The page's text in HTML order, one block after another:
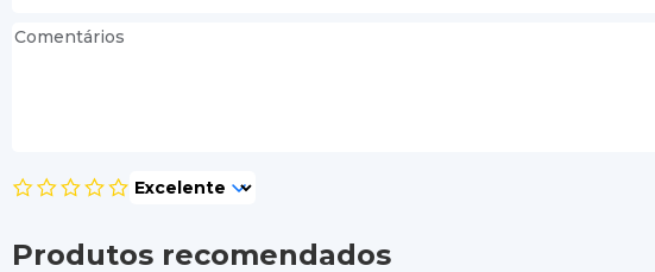
Produtos recomendados